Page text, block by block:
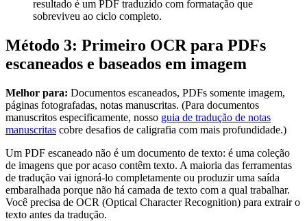
resultado é um PDF traduzido com formatação que
sobreviveu ao ciclo completo.
Método 3: Primeiro OCR para PDFs
escaneados e baseados em imagem
Melhor para: Documentos escaneados, PDFs somente imagem,
páginas fotografadas, notas manuscritas. (Para documentos
manuscritos especificamente, nosso guia de tradução de notas
manuscritas cobre desafios de caligrafia com mais profundidade.)
Um PDF escaneado não é um documento de texto: é uma coleção
de imagens que por acaso contêm texto. A maioria das ferramentas
de tradução vai ignorá-lo completamente ou produzir uma saída
embaralhada porque não há camada de texto com a qual trabalhar.
Você precisa de OCR (Optical Character Recognition) para extrair o
texto antes da tradução.